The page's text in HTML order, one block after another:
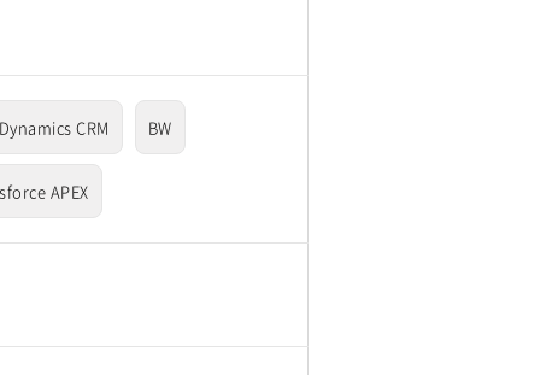
CRM BW
APEX